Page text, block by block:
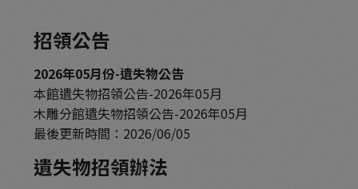
招領公告
2026年05月份-遺失物公告
本館遺失物招領公告-2026年05月
木雕分館遺失物招領公告-2026年05月
最後更新時間：2026/06/05
遺失物招領辦法